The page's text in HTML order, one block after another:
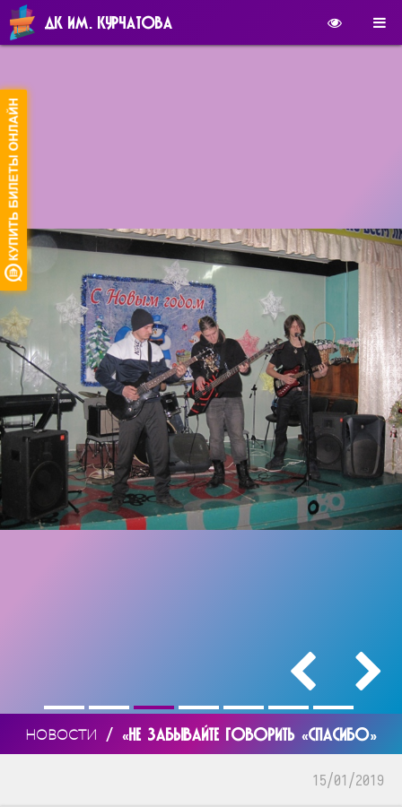
ДК ИМ. КУРЧАТОВА
НОВОСТИ / «НЕ ЗАБЫВАЙТЕ ГОВОРИТЬ «СПАСИБО»
15/01/2019